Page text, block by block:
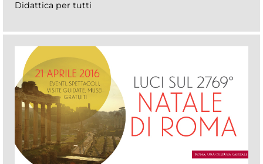
Didattica per tutti